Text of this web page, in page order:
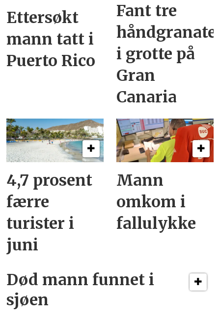
Ettersøkt
mann tatt i
Puerto Rico
Fant tre
i grotte på
Gran
Canaria
4,7 prosent
færre
turister i
juni
Mann
omkom i
fallulykke
Død mann funnet i
sjøen